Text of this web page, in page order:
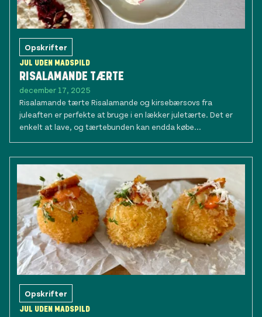
Opskrifter
JUL UDEN MADSPILD
RISALAMANDE TÆRTE
december 17, 2025
Risalamande tærte Risalamande og kirsebærsovs fra
juleaften er perfekte at bruge i en lækker juletærte. Det er
enkelt at lave, og tærtebunden kan endda købe...
Opskrifter
JUL UDEN MADSPILD